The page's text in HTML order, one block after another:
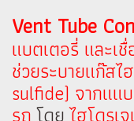
Vent Tube
แบตเตอรี่ และเ
ช่วยระบายแก๊สไ
sulfide) จากแแ